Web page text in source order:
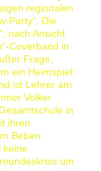
regionalen
Party“. Die
nach Ansicht
Coverband in
Frage,
ein Heimspiel:
ist Lehrer am
Volker
in
ihren
Beben
keine
um